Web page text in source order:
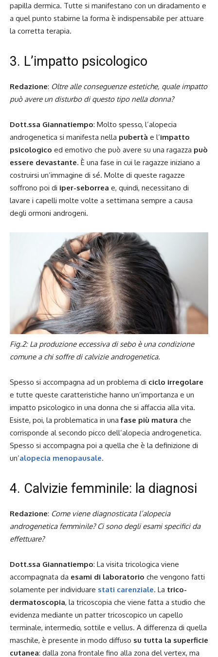
papilla dermica. Tutte si manifestano con un diradamento e
a quel punto stabirne la forma è indispensabile per attuare
la corretta terapia.
3. L’impatto psicologico
Redazione: Oltre alle conseguenze estetiche, quale impatto
può avere un disturbo di questo tipo nella donna?
Dott.ssa Giannatiempo: Molto spesso, l’alopecia
androgenetica si manifesta nella pubertà e l’impatto
psicologico ed emotivo che può avere su una ragazza può
essere devastante. È una fase in cui le ragazze iniziano a
costruirsi un’immagine di sé. Molte di queste ragazze
soffrono poi di iper-seborrea e, quindi, necessitano di
lavare i capelli molte volte a settimana sempre a causa
degli ormoni androgeni.
Fig.2: La produzione eccessiva di sebo è una condizione
comune a chi soffre di calvizie androgenetica.
Spesso si accompagna ad un problema di ciclo irregolare
e tutte queste caratteristiche hanno un’importanza e un
impatto psicologico in una donna che si affaccia alla vita.
Esiste, poi, la problematica in unafase più matura che
corrisponde al secondo picco dell’alopecia androgenetica.
Spesso si accompagna poi a quella che è la definizione di
un’alopecia menopausale.
4. Calvizie femminile: la diagnosi
Redazione: Come viene diagnosticata l’alopecia
androgenetica femminile? Ci sono degli esami specifici da
effettuare?
Dott.ssa Giannatiempo: La visita tricologica viene
accompagnata da esami di laboratorio che vengono fatti
solamente per individuare stati carenziale. La trico-
dermatoscopia, la tricoscopia che viene fatta a studio che
evidenza mediante un patter tricoscopico un capello
terminale, intermedio, sottile e vellus. A differenza di quella
maschile, è presente in modo diffuso su tutta la superficie
cutanea: dalla zona frontale fino alla zona del vertex, ma